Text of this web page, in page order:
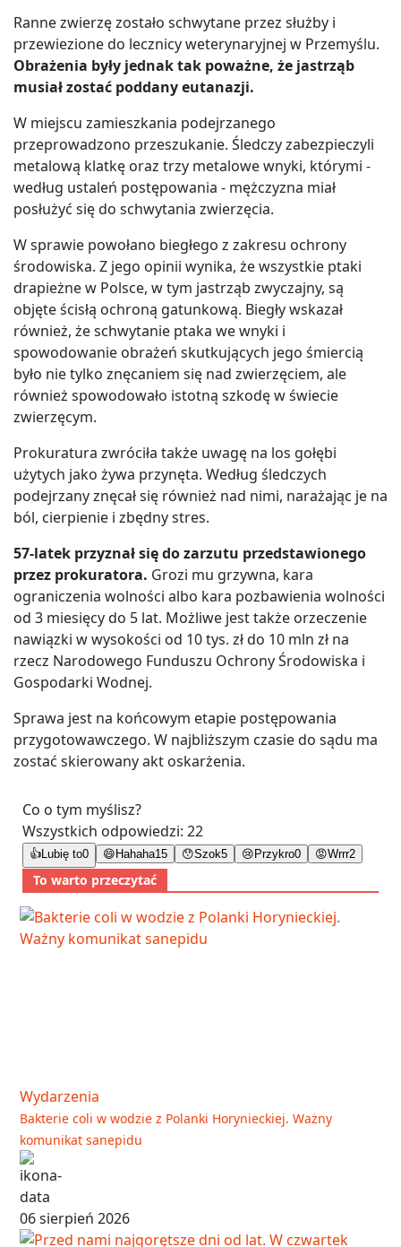
Ranne zwierzę zostało schwytane przez służby i
przewiezione do lecznicy weterynaryjnej w Przemyślu.
Obrażenia były jednak tak poważne, że jastrząb
musiał zostać poddany eutanazji.
W miejscu zamieszkania podejrzanego
przeprowadzono przeszukanie. Śledczy zabezpieczyli
metalową klatkę oraz trzy metalowe wnyki, którymi -
według ustaleń postępowania - mężczyzna miał
posłużyć się do schwytania zwierzęcia.
W sprawie powołano biegłego z zakresu ochrony
środowiska. Z jego opinii wynika, że wszystkie ptaki
drapieżne w Polsce, w tym jastrząb zwyczajny, są
objęte ścisłą ochroną gatunkową. Biegły wskazał
również, że schwytanie ptaka we wnyki i
spowodowanie obrażeń skutkujących jego śmiercią
było nie tylko znęcaniem się nad zwierzęciem, ale
również spowodowało istotną szkodę w świecie
zwierzęcym.
Prokuratura zwróciła także uwagę na los gołębi
użytych jako żywa przynęta. Według śledczych
podejrzany znęcał się również nad nimi, narażając je na
ból, cierpienie i zbędny stres.
57-latek przyznał się do zarzutu przedstawionego
przez prokuratora. Grozi mu grzywna, kara
ograniczenia wolności albo kara pozbawienia wolności
od 3 miesięcy do 5 lat. Możliwe jest także orzeczenie
nawiązki w wysokości od 10 tys. zł do 10 mln zł na
rzecz Narodowego Funduszu Ochrony Środowiska i
Gospodarki Wodnej.
Sprawa jest na końcowym etapie postępowania
przygotowawczego. W najbliższym czasie do sądu ma
zostać skierowany akt oskarżenia.
Co o tym myślisz?
Wszystkich odpowiedzi: 22
👍Lubię to0 😄 Hahaha15 😯Szok5 😢 Przykro0 😡Wrrr2
To warto przeczytać
Wydarzenia
Bakterie coli w wodzie z Polanki Horynieckiej. Ważny
komunikat sanepidu
06 sierpień 2026